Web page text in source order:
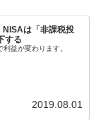
は「非課税投
する
益が変わります。
2019.08.01